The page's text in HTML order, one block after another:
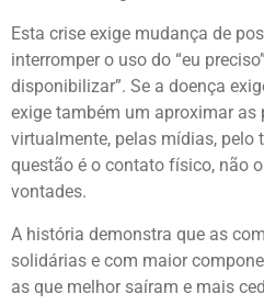
Esta crise exige mudança de
interromper o uso do “eu
disponibilizar”. Se a doença
exige também um aproximar as
virtualmente, pelas mídias, pelo
questão é o contato físico, não
vontades.
A história demonstra que as
solidárias e com maior
as que melhor saíram e mais